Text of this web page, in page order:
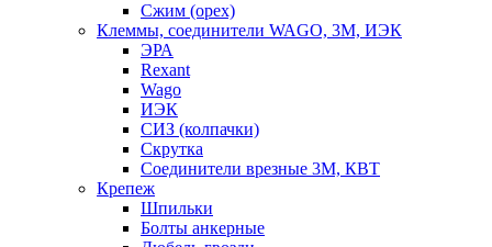
Сжим (орех)
Клеммы, соединители WAGO, 3M, ИЭК
ЭРА
Rexant
Wago
ИЭК
СИЗ (колпачки)
Скрутка
Соединители врезные 3M, КВТ
Крепеж
Шпильки
Болты анкерные